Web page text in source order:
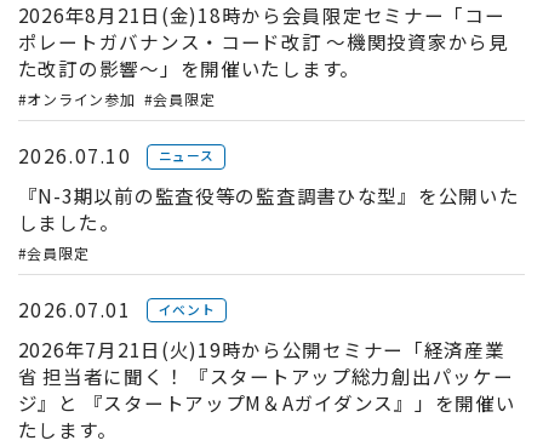
2026年8月21日(金)18時から会員限定セミナー「コー
ポレートガバナンス・コード改訂 ～機関投資家から見
た改訂の影響～」を開催いたします。
#オンライン参加 #会員限定
2026.07.10 ニュース
『N-3期以前の監査役等の監査調書ひな型』を公開いた
しました。
#会員限定
2026.07.01 イベント
2026年7月21日(火)19時から公開セミナー「経済産業
省 担当者に聞く！ 『スタートアップ総力創出パッケー
ジ』と 『スタートアップM＆Aガイダンス』」を開催い
たします。